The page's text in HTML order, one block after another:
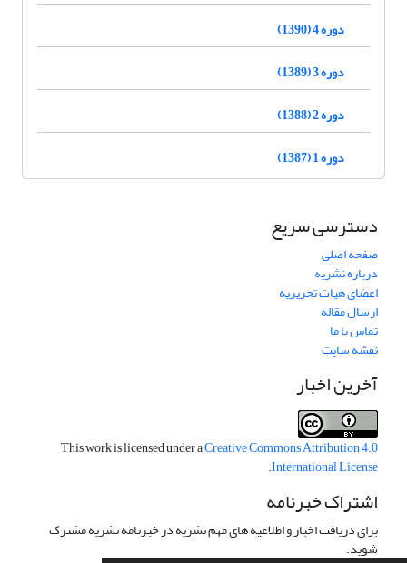
دوره 4 (1390)
دوره 3 (1389)
دوره 2 (1388)
دوره 1 (1387)
دسترسی سریع
صفحه اصلی
درباره نشریه
اعضای هیات تحریریه
ارسال مقاله
تماس با ما
نقشه سایت
آخرین اخبار
This work is licensed under aCreative Commons Attribution 4.0
International License
.
اشتراک خبرنامه
برای دریافت اخبار و اطلاعیه های مهم نشریه در خبرنامه نشریه مشترک
شوید.